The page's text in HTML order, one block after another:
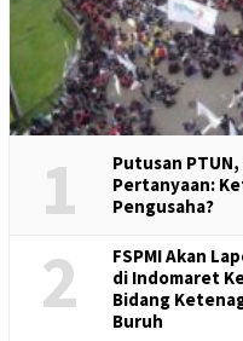
1
Putusan
Pertanyaan:
Pengusaha?
2
FSPMI Akan
di Indomaret
Bidang
Buruh